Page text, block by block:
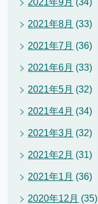
2021年9月 (34)
2021年8月 (33)
2021年7月 (36)
2021年6月 (33)
2021年5月 (32)
2021年4月 (34)
2021年3月 (32)
2021年2月 (31)
2021年1月 (36)
2020年12月 (35)